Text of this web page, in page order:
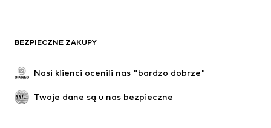
BEZPIECZNE ZAKUPY
Nasi klienci ocenili nas "bardzo dobrze"
Twoje dane są u nas bezpieczne